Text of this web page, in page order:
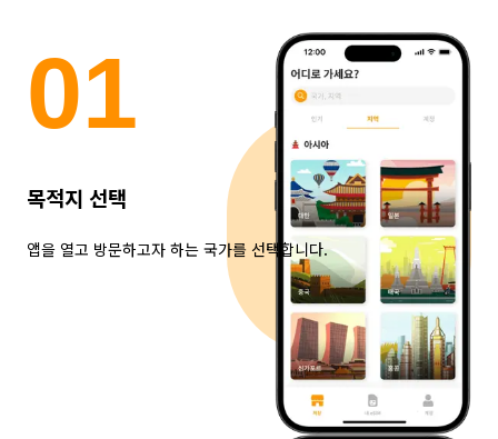
01
목적지 선택
앱을 열고 방문하고자 하는 국가를 선택합니다.